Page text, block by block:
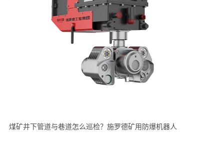
煤矿井下管道与巷道怎么巡检？施罗德矿用防爆机器人